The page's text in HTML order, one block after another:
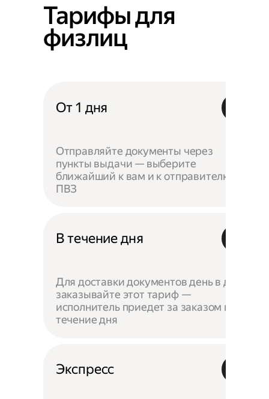
Тарифы для
физлиц
От 1 дня
Отправляйте документы через
пункты выдачи — выберите
ближайший к вам и к отправителю
ПВЗ
В течение дня
Для доставки документов день в день
заказывайте этот тариф —
исполнитель приедет за заказом в
течение дня
Экспресс